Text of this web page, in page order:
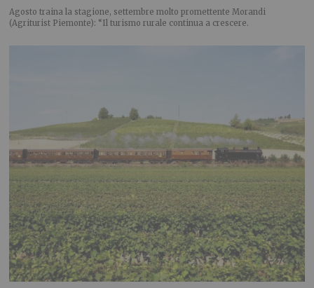
Agosto traina la stagione, settembre molto promettente Morandi
(Agriturist Piemonte): “Il turismo rurale continua a crescere.